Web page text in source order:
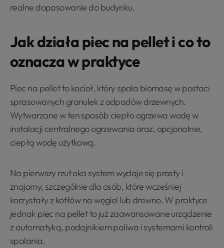
realne dopasowanie do budynku.
Jak działa piec na pellet i co to
oznacza w praktyce
Piec na pellet to kocioł, który spala biomasę w postaci
sprasowanych granulek z odpadów drzewnych.
Wytwarzane w ten sposób ciepło ogrzewa wodę w
instalacji centralnego ogrzewania oraz, opcjonalnie,
ciepłą wodę użytkową.
Na pierwszy rzut oka system wydaje się prosty i
znajomy, szczególnie dla osób, które wcześniej
korzystały z kotłów na węgiel lub drewno. W praktyce
jednak piec na pellet to już zaawansowane urządzenie
z automatyką, podajnikiem paliwa i systemami kontroli
spalania.